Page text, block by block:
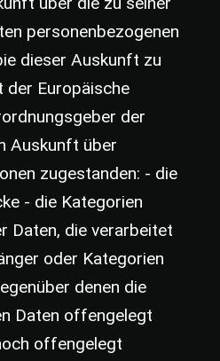
personenbezogenen
dieser Auskunft zu
der Europäische
der
Auskunft über
zugestanden: - die
- die Kategorien
Daten, die verarbeitet
oder Kategorien
denen die
Daten offengelegt
offengelegt